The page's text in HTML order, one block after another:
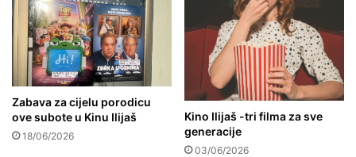
Zabava za cijelu porodicu
ove subote u Kinu Ilijaš
18/06/2026
Kino Ilijaš -tri filma za sve
generacije
03/06/2026